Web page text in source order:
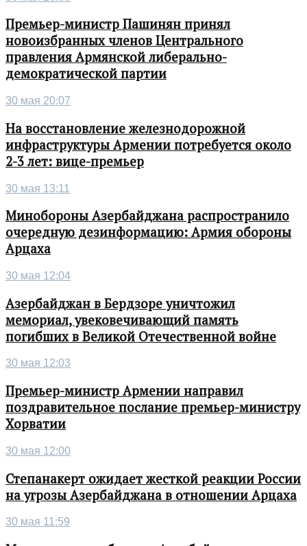
Премьер-министр Пашинян принял
новоизбранных членов Центрального
правления Армянской либерально-
демократической партии
30 мая 20:07
На восстановление железнодорожной
инфраструктуры Армении потребуется около
2-3 лет: вице-премьер
30 мая 13:11
Минобороны Азербайджана распространило
очередную дезинформацию: Армия обороны
Арцаха
30 мая 12:04
Азербайджан в Бердзоре уничтожил
мемориал, увековечивающий память
погибших в Великой Отечественной войне
30 мая 12:03
Премьер-министр Армении направил
поздравительное послание премьер-министру
Хорватии
30 мая 12:00
Степанакерт ожидает жесткой реакции России
на угрозы Азербайджана в отношении Арцаха
30 мая 11:59